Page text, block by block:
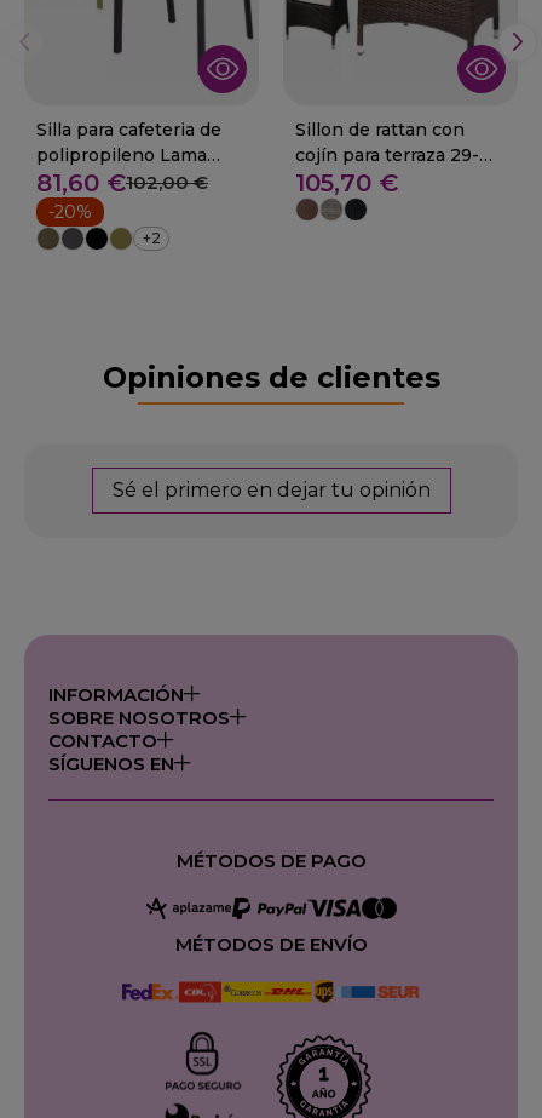
Silla para cafeteria de
polipropileno Lama
RESOL
81,60 €102,00 €
-20%
+2
Sillon de rattan con
cojín para terraza 29-
Narcea
105,70 €
Opiniones de clientes
Sé el primero en dejar tu opinión
INFORMACIÓN
SOBRE NOSOTROS
CONTACTO
SÍGUENOS EN
MÉTODOS DE PAGO
MÉTODOS DE ENVÍO